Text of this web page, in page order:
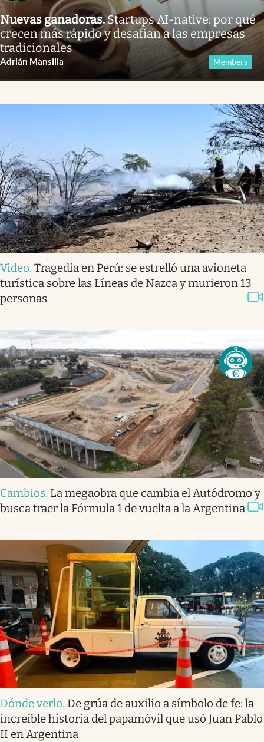
Nuevas ganadoras.Startups AI-native: por qué
crecen más rápido y desafían a las empresas
tradicionales
Adrián Mansilla Members
Video. Tragedia en Perú: se estrelló una avioneta
turística sobre las Líneas de Nazca y murieron 13
personas
Cambios. La megaobra que cambia el Autódromo y
busca traer la Fórmula 1 de vuelta a la Argentina
Dónde verlo. De grúa de auxilio a símbolo de fe: la
increíble historia del papamóvil que usó Juan Pablo
II en Argentina